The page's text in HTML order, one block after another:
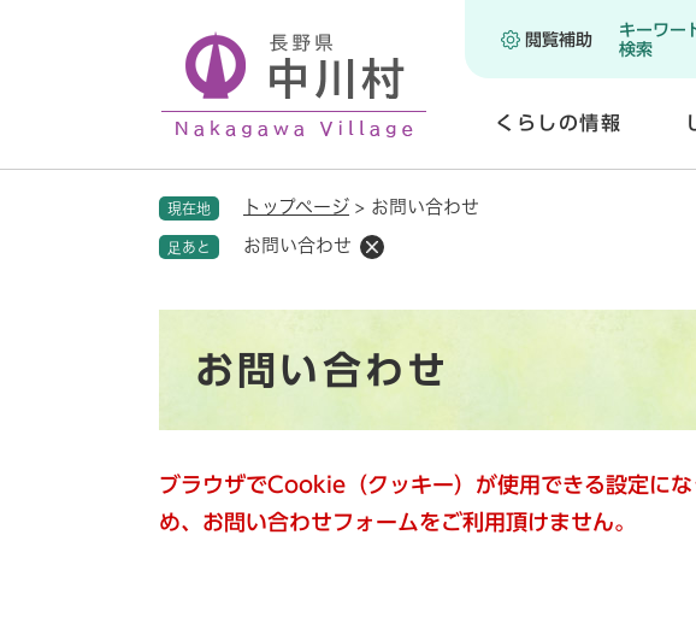
閲覧補助
キーワー
検索
くらしの情報
く
現在地 トップページ > お問い合わせ
足あと お問い合わせ
お問い合わせ
ブラウザでCookie（クッキー）が使用できる設定に
め、お問い合わせフォームをご利用頂けません。